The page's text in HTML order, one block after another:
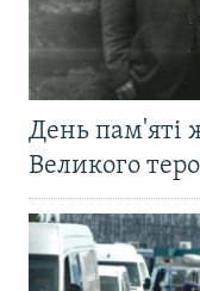
День пам'яті
Великого